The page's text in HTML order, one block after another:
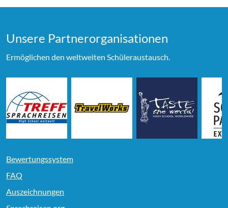
Unsere Partner­organi­sationen
Ermöglichen den weltweiten Schüleraustausch.
Bewertungssystem
FAQ
Auszeichnungen